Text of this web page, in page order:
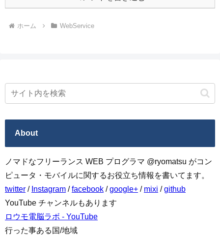
ホーム WebService
About
ノマドなフリーランス WEB プログラマ @ryomatsu がコン
ピュータ・モバイルに関するお役立ち情報を書いてます。
twitter / Instagram /facebook /google+ / mixi /github
YouTube チャンネルもあります
ロウモ電脳ラボ - YouTube
行った事ある国/地域